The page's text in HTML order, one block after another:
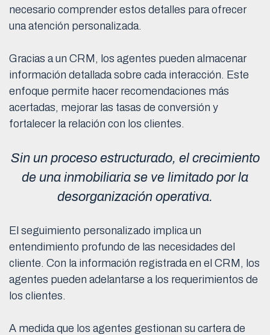
necesario comprender estos detalles para ofrecer
una atención personalizada.
Gracias a un CRM, los agentes pueden almacenar
información detallada sobre cada interacción. Este
enfoque permite hacer recomendaciones más
acertadas, mejorar las tasas de conversión y
fortalecer la relación con los clientes.
Sin un proceso estructurado, el crecimiento
de una inmobiliaria se ve limitado por la
desorganización operativa.
El seguimiento personalizado implica un
entendimiento profundo de las necesidades del
cliente. Con la información registrada en el CRM, los
agentes pueden adelantarse a los requerimientos de
los clientes.
A medida que los agentes gestionan su cartera de